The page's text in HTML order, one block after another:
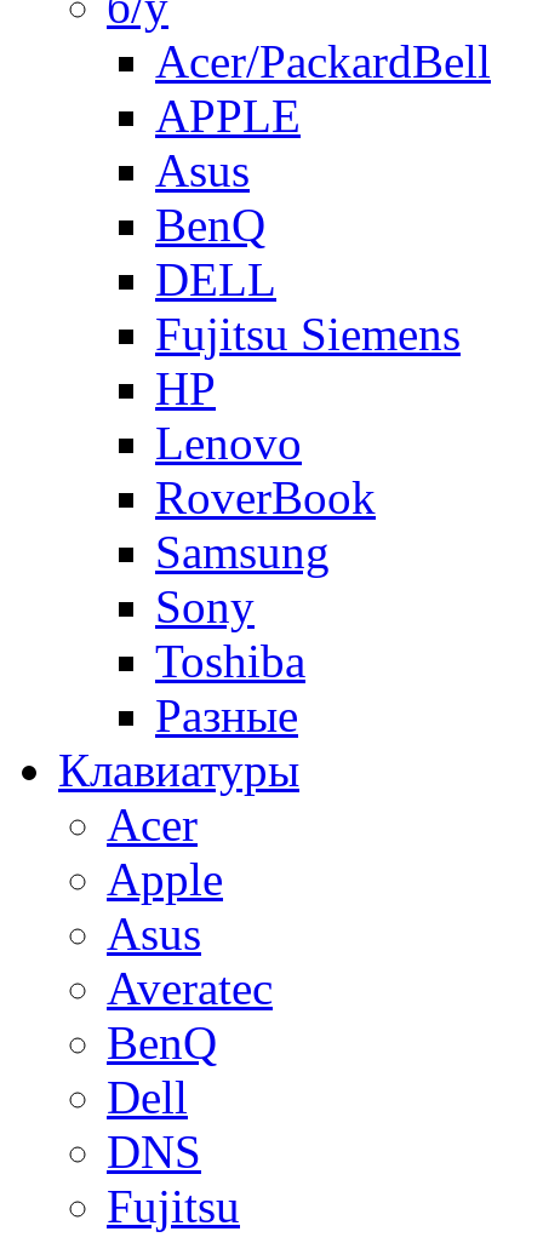
Acer/PackardBell
APPLE
Asus
BenQ
DELL
Fujitsu Siemens
HP
Lenovo
RoverBook
Samsung
Sony
Toshiba
Разные
Клавиатуры
Acer
Apple
Asus
Averatec
BenQ
Dell
DNS
Fujitsu